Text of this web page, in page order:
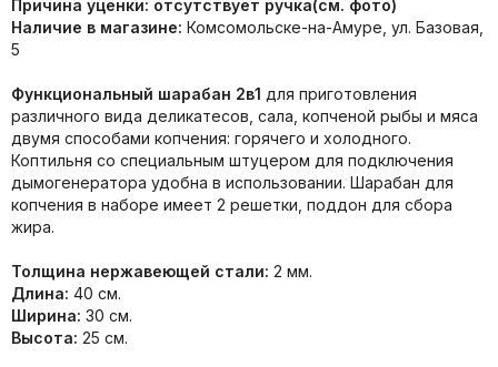
Причина уценки: отсутствует ручка(см. фото)
Наличие в магазине: Комсомольске-на-Амуре, ул. Базовая,
5
Функциональный шарабан 2в1 для приготовления
различного вида деликатесов, сала, копченой рыбы и мяса
двумя способами копчения: горячего и холодного.
Коптильня со специальным штуцером для подключения
дымогенератора удобна в использовании. Шарабан для
копчения в наборе имеет 2 решетки, поддон для сбора
жира.
Толщина нержавеющей стали: 2 мм.
Длина: 40 см.
Ширина: 30 см.
Высота: 25 см.